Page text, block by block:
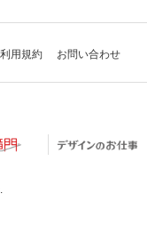
利用規約 お問い合わせ